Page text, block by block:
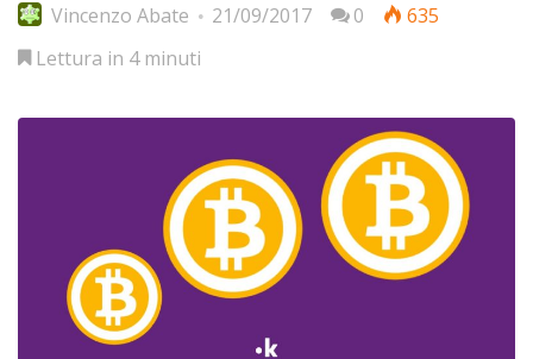
Vincenzo Abate 21/09/2017 0
635
Lettura in 4 minuti